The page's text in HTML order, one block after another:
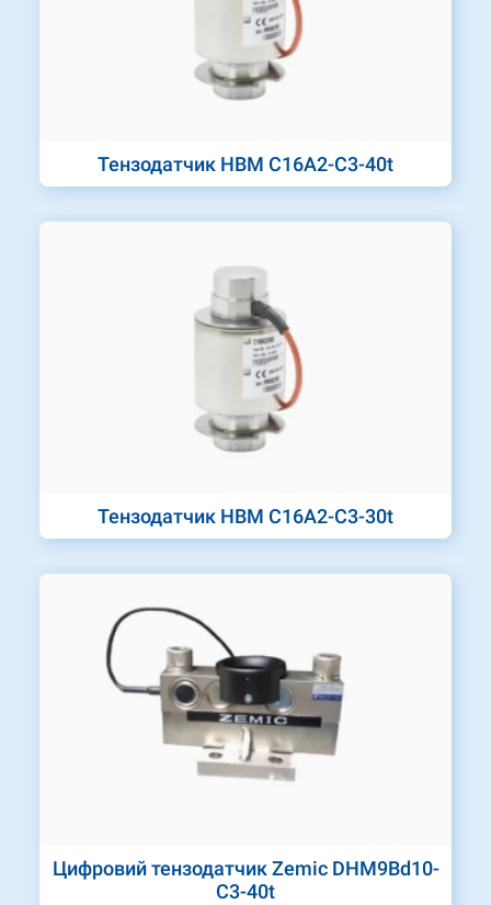
Тензодатчик HBM C16A2-C3-40t
Тензодатчик HBM C16A2-C3-30t
Цифровий тензодатчик Zemic DHM9Bd10-
C3-40t